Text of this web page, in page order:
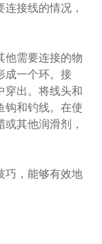
接线的情况，
他需要连接的物
成一个环。接
穿出。将线头和
钩和钓线。在使
其他润滑剂，
巧，能够有效地